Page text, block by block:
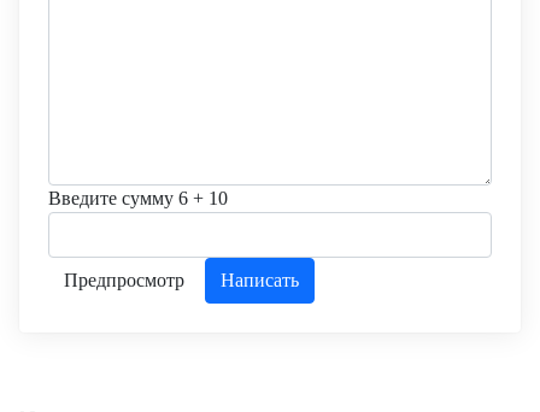
Введите сумму 6 + 10